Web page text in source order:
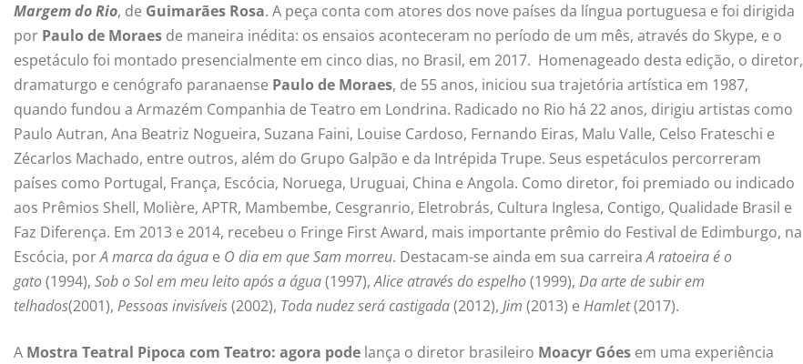
Margem do Rio, de Guimarães Rosa. A peça conta com atores dos nove países da língua portuguesa e foi dirigida
por Paulo de Moraes de maneira inédita: os ensaios aconteceram no período de um mês, através do Skype, e o
espetáculo foi montado presencialmente em cinco dias, no Brasil, em 2017. Homenageado desta edição, o diretor,
dramaturgo e cenógrafo paranaense Paulo de Moraes, de 55 anos, iniciou sua trajetória artística em 1987,
quando fundou a Armazém Companhia de Teatro em Londrina. Radicado no Rio há 22 anos, dirigiu artistas como
Paulo Autran, Ana Beatriz Nogueira, Suzana Faini, Louise Cardoso, Fernando Eiras, Malu Valle, Celso Frateschi e
Zécarlos Machado, entre outros, além do Grupo Galpão e da Intrépida Trupe. Seus espetáculos percorreram
países como Portugal, França, Escócia, Noruega, Uruguai, China e Angola. Como diretor, foi premiado ou indicado
aos Prêmios Shell, Molière, APTR, Mambembe, Cesgranrio, Eletrobrás, Cultura Inglesa, Contigo, Qualidade Brasil e
Faz Diferença. Em 2013 e 2014, recebeu o Fringe First Award, mais importante prêmio do Festival de Edimburgo, na
Escócia, porA marca da água e O dia em que Sam morreu. Destacam-se ainda em sua carreiraA ratoeira é o
gato(1994), Sob o Sol em meu leito após a água(1997),Alice através do espelho(1999), Da arte de subir em
telhados(2001), Pessoas invisíveis(2002), Toda nudez será castigada(2012), Jim (2013) e Hamlet(2017).
A Mostra Teatral Pipoca com Teatro: agora pode lança o diretor brasileiro Moacyr Góes em uma experiência